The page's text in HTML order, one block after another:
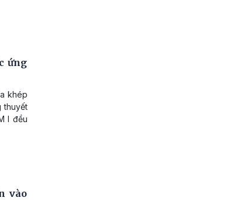
ứng
khép
thuyết
I đều
vào